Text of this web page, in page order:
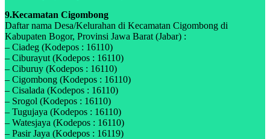
9.Kecamatan Cigombong
Daftar nama Desa/Kelurahan di Kecamatan Cigombong di
Kabupaten Bogor, Provinsi Jawa Barat (Jabar) :
– Ciadeg (Kodepos : 16110)
– Ciburayut (Kodepos : 16110)
– Ciburuy (Kodepos : 16110)
– Cigombong (Kodepos : 16110)
– Cisalada (Kodepos : 16110)
– Srogol (Kodepos : 16110)
– Tugujaya (Kodepos : 16110)
– Watesjaya (Kodepos : 16110)
– Pasir Jaya (Kodepos : 16119)